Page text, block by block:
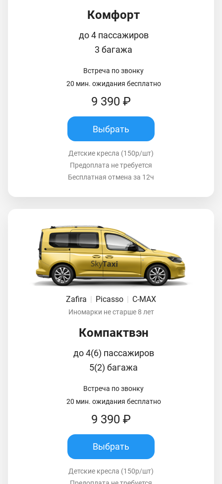
Комфорт
до 4 пассажиров
3 багажа
Встреча по звонку
20 мин. ожидания бесплатно
9 390 ₽
Выбрать
Детские кресла (150р/шт)
Предоплата не требуется
Бесплатная отмена за 12ч
Zafira | Picasso | C-MAX
Иномарки не старше 8 лет
Компактвэн
до 4(6) пассажиров
5(2) багажа
Встреча по звонку
20 мин. ожидания бесплатно
9 390 ₽
Выбрать
Детские кресла (150р/шт)